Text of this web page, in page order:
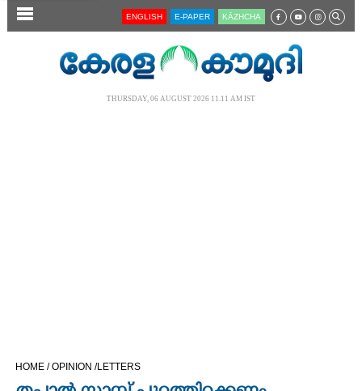
SECTIONS ENGLISH E-PAPER KĀZHCHA
THURSDAY, 06 AUGUST 2026 11.11 AM IST
HOME /OPINION /LETTERS